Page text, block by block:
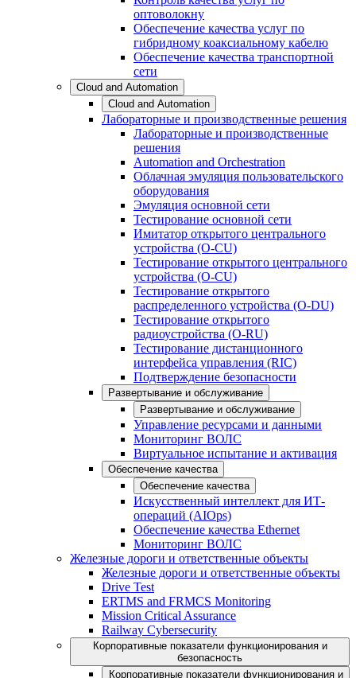
оптоволокну
Обеспечение качества услуг по
гибридному коаксиальному кабелю
Обеспечение качества транспортной
сети
Cloud and Automation
Cloud and Automation
Лабораторные и производственные решения
Лабораторные и производственные
решения
Automation and Orchestration
Облачная эмуляция пользовательского
оборудования
Эмуляция основной сети
Тестирование основной сети
Имитатор открытого центрального
устройства (O-CU)
Тестирование открытого центрального
устройства (O-CU)
Тестирование открытого
распределенного устройства (O-DU)
Тестирование открытого
радиоустройства (O-RU)
Тестирование дистанционного
интерфейса управления (RIC)
Подтверждение безопасности
Развертывание и обслуживание
Развертывание и обслуживание
Управление ресурсами и данными
Мониторинг ВОЛС
Виртуальное испытание и активация
Обеспечение качества
Обеспечение качества
Искусственный интеллект для ИТ-
операций (AIOps)
Обеспечение качества Ethernet
Мониторинг ВОЛС
Железные дороги и ответственные объекты
Железные дороги и ответственные объекты
Drive Test
ERTMS and FRMCS Monitoring
Mission Critical Assurance
Railway Cybersecurity
Корпоративные показатели функционирования и
безопасность
Корпоративные показатели функционирования и